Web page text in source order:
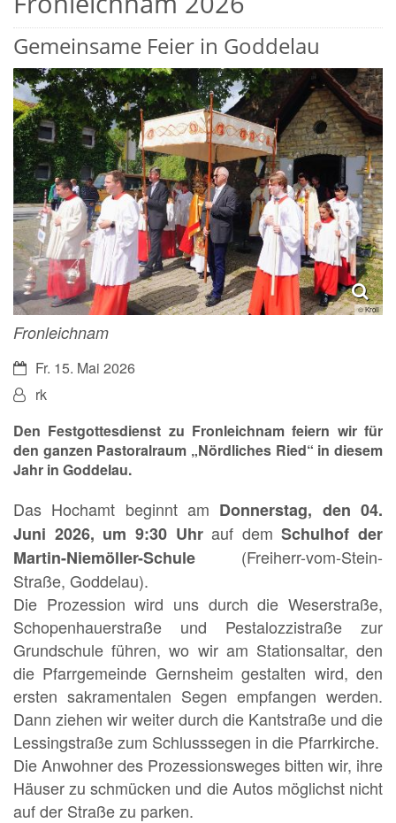
Gemeinsame Feier in Goddelau
© Kroll
Fronleichnam
Datum:Fr. 15. Mai 2026
Von:rk
Den Festgottesdienst zu Fronleichnam feiern wir für
den ganzen Pastoralraum „Nördliches Ried“ in diesem
Jahr in Goddelau.
Das Hochamt beginnt am Donnerstag, den 04.
Juni 2026, um 9:30 Uhrauf dem Schulhof der
Martin-Niemöller-Schule (Freiherr-vom-Stein-
Straße, Goddelau).
Die Prozession wird uns durch die Weserstraße,
Schopenhauerstraße und Pestalozzistraße zur
Grundschule führen, wo wir am Stationsaltar, den
die Pfarrgemeinde Gernsheim gestalten wird, den
ersten sakramentalen Segen empfangen werden.
Dann ziehen wir weiter durch die Kantstraße und die
Lessingstraße zum Schlusssegen in die Pfarrkirche.
Die Anwohner des Prozessionsweges bitten wir, ihre
Häuser zu schmücken und die Autos möglichst nicht
auf der Straße zu parken.